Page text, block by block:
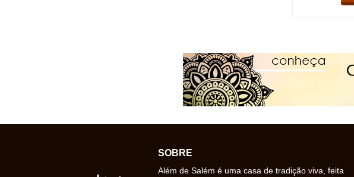
SOBRE
Além de Salém é uma casa de tradição viva, feita